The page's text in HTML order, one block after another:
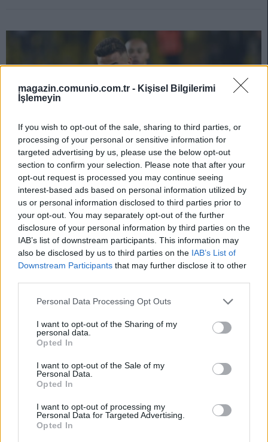
magazin.comunio.com.tr - Kişisel Bilgilerimi
İşlemeyin
If you wish to opt-out of the sale, sharing to third parties, or
processing of your personal or sensitive information for
targeted advertising by us, please use the below opt-out
section to confirm your selection. Please note that after your
opt-out request is processed you may continue seeing
interest-based ads based on personal information utilized by
us or personal information disclosed to third parties prior to
your opt-out. You may separately opt-out of the further
disclosure of your personal information by third parties on the
IAB’s list of downstream participants. This information may
also be disclosed by us to third parties on the IAB’s List of
Downstream Participants that may further disclose it to other
Please note that this website/app uses one or more Google
not limited to your visit or usage behaviour. You may click to
grant or deny consent to Google and its third-party tags to
use your data for below specified purposes in below Google
consent section.
Personal Data Processing Opt Outs
I want to opt-out of the Sharing of my
personal data.
Opted In
I want to opt-out of the Sale of my
Personal Data.
Opted In
I want to opt-out of processing my
Personal Data for Targeted Advertising.
Opted In
Karar zamanı! 73 dakikada bir skora katkı sağlıyor, her iki
futbolcuyu da öneririz.
11/19/2021 YazarSefa Nemutlu|
Brezilyalı bu sene skora katkı yapmaya 6 maç önce başladı ve takımı
adına en fazla puan alan orta saha futbolcusu konumunda.
Devam oku »